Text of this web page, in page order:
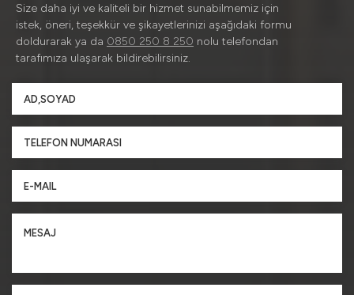
Size daha iyi ve kaliteli bir hizmet sunabilmemiz için
istek, öneri, teşekkür ve şikayetlerinizi aşağıdaki formu
doldurarak ya da 0850 250 8 250 nolu telefondan
tarafımıza ulaşarak bildirebilirsiniz.